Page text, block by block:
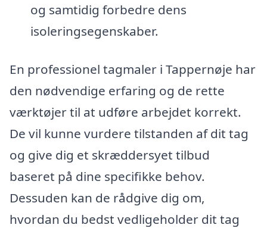
og samtidig forbedre dens
isoleringsegenskaber.
En professionel tagmaler i Tappernøje har
den nødvendige erfaring og de rette
værktøjer til at udføre arbejdet korrekt.
De vil kunne vurdere tilstanden af dit tag
og give dig et skræddersyet tilbud
baseret på dine specifikke behov.
Dessuden kan de rådgive dig om,
hvordan du bedst vedligeholder dit tag